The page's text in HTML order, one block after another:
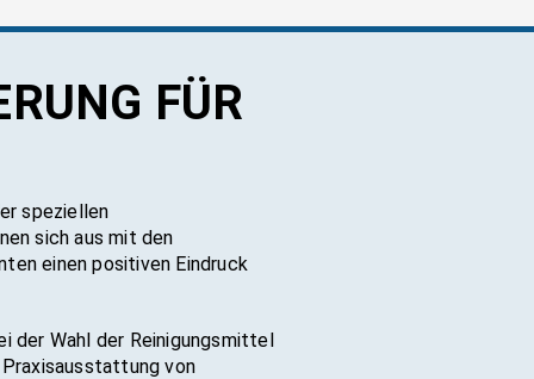
FÜR
speziellen
sich aus mit den
einen positiven Eindruck
der Wahl der Reinigungsmittel
von